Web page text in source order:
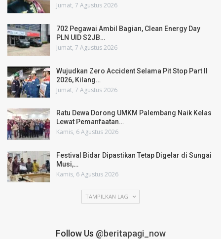
Jumat, 7 Agustus 2026
702 Pegawai Ambil Bagian, Clean Energy Day
PLN UID S2JB…
Jumat, 7 Agustus 2026
Wujudkan Zero Accident Selama Pit Stop Part II
2026, Kilang…
Jumat, 7 Agustus 2026
Ratu Dewa Dorong UMKM Palembang Naik Kelas
Lewat Pemanfaatan…
Kamis, 6 Agustus 2026
Festival Bidar Dipastikan Tetap Digelar di Sungai
Musi,…
Kamis, 6 Agustus 2026
TAMPILKAN LAGI
Follow Us @beritapagi_now